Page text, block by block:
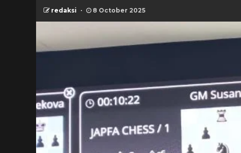
redaksi 8 October 2025